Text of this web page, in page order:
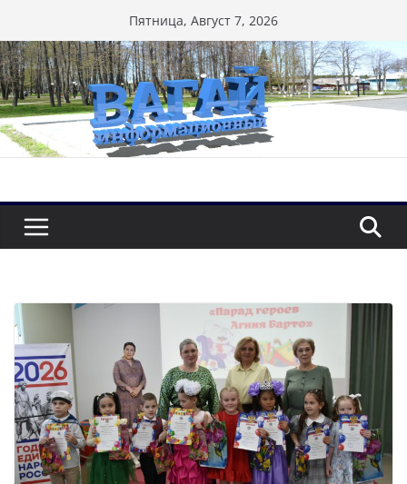
к
содержимому
Пятница, Август 7, 2026